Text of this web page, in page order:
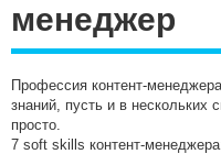
менеджер
Профессия контент-
знаний, пусть и в нескольких
просто.
7 soft skills контент-